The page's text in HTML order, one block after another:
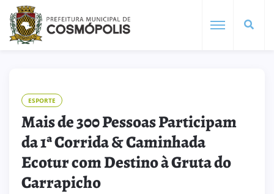
ESPORTE
Mais de 300 Pessoas Participam
da 1ª Corrida & Caminhada
Ecotur com Destino à Gruta do
Carrapicho